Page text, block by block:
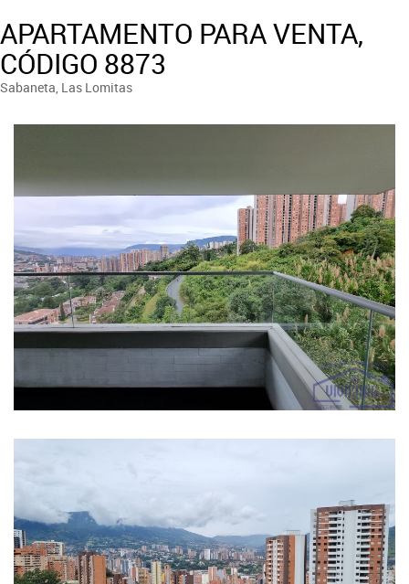
APARTAMENTO PARA VENTA,
CÓDIGO 8873
Sabaneta, Las Lomitas